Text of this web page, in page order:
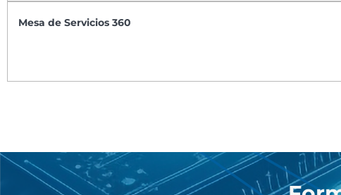
Mesa de Servicios 360